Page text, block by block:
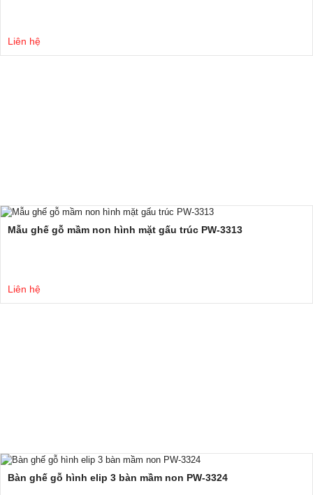
Liên hệ
Mẫu ghế gỗ mầm non hình mặt gấu trúc PW-3313
Liên hệ
Bàn ghế gỗ hình elip 3 bàn mầm non PW-3324